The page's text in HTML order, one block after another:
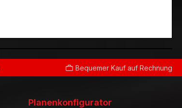
Bequemer Kauf auf Rechnung
Planenkonfigurator